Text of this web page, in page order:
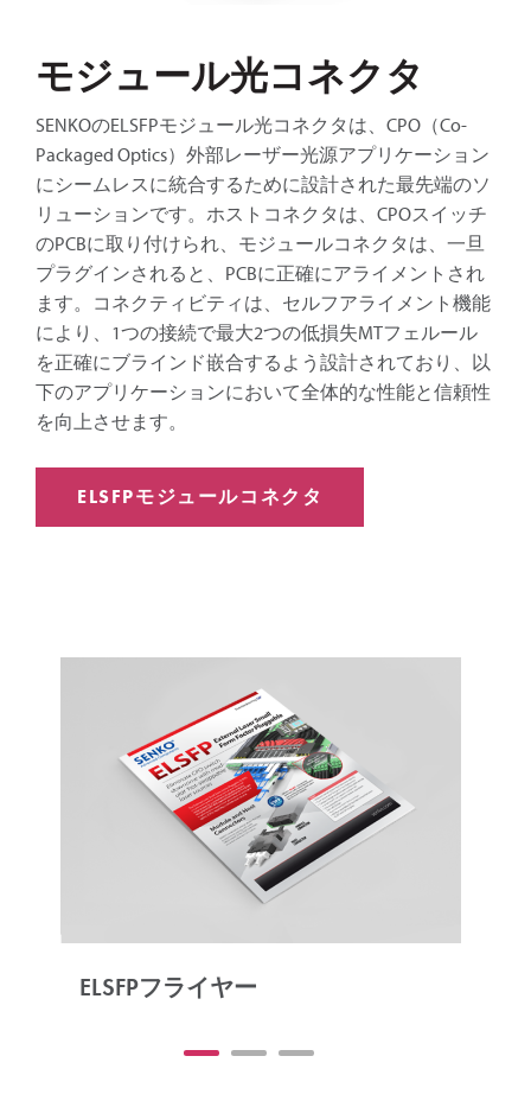
モジュール光コネクタ
SENKOのELSFPモジュール光コネクタは、CPO（Co-
Packaged Optics）外部レーザー光源アプリケーション
にシームレスに統合するために設計された最先端のソ
リューションです。ホストコネクタは、CPOスイッチ
のPCBに取り付けられ、モジュールコネクタは、一旦
プラグインされると、PCBに正確にアライメントされ
ます。コネクティビティは、セルフアライメント機能
により、1つの接続で最大2つの低損失MTフェルール
を正確にブラインド嵌合するよう設計されており、以
下のアプリケーションにおいて全体的な性能と信頼性
を向上させます。
ELSFPモジュールコネクタ
ELSFPフライヤー